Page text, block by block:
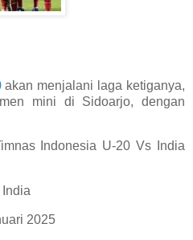
akan menjalani laga ketiganya,
mini di Sidoarjo, dengan
Indonesia U-20 Vs India
2025